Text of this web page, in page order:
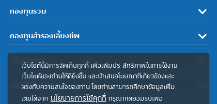
กองทุนรวม
กองทุนสำรองเลี้ยงชีพ
เกี่ยวกับเรา
ลิงค์ที่เกี่ยวข้อง
เว็บไซต์นี้มีการจัดเก็บคุกกี้ เพื่อเพิ่มประสิทธิภาพในการใช้งาน
เว็บไซต์ของท่านให้ดียิ่งขึ้น และนำเสนอโฆษณาที่เกี่ยวข้องและ
ตรงกับความสนใจของท่าน โดยท่านสามารถศึกษาข้อมูลเพิ่ม
เติมได้จาก นโยบายการใช้คุกกี้ กรุณากดยอมรับเพื่อ